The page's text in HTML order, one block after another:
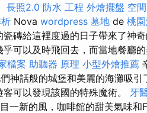
長照2.0 防水 工程 外燴擺盤 空間
Nova wordpress 墓地 de 桃
磚給這裡度過的日子帶來了神奇
可以及時飛回去，而當地餐廳
檔案 助聽器 原理 小型外燴推薦
神話般的城堡和美麗的海灘吸引
可以發現該國的特殊魔術。 牙
一新的風，咖啡館的甜美氣味和